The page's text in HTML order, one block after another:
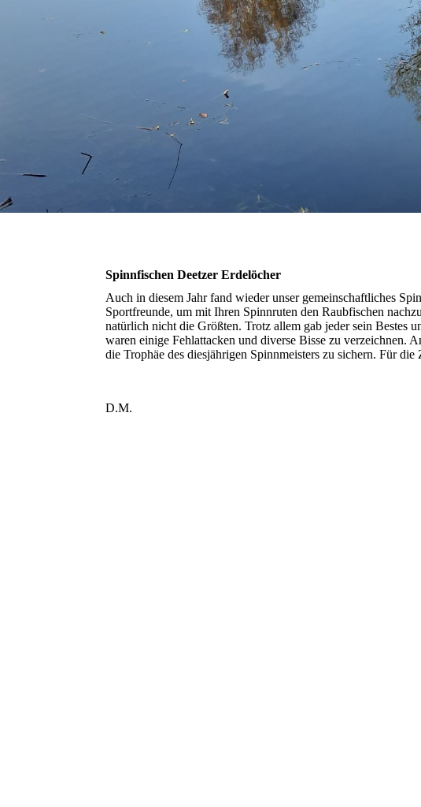
Spinnfischen Deetzer Erdelöcher
Auch in diesem Jahr fand wieder unser gemeinschaftliches
Sportfreunde, um mit Ihren Spinnruten den Raubfischen
natürlich nicht die Größten. Trotz allem gab jeder sein Bestes
waren einige Fehlattacken und diverse Bisse zu verzeichnen.
die Trophäe des diesjährigen Spinnmeisters zu sichern. Für
D.M.